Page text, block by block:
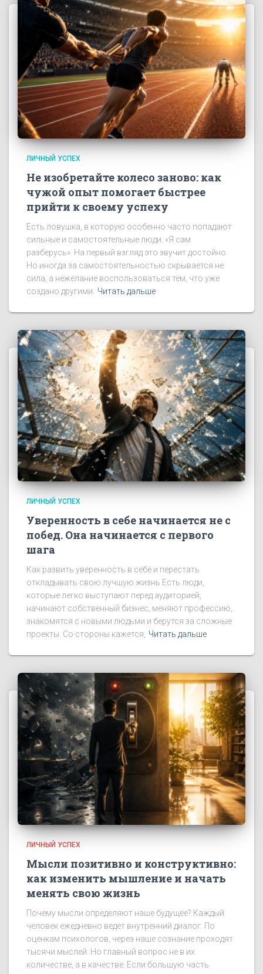
ЛИЧНЫЙ УСПЕХ
Не изобретайте колесо заново: как
чужой опыт помогает быстрее
прийти к своему успеху
Есть ловушка, в которую особенно часто попадают
сильные и самостоятельные люди. «Я сам
разберусь». На первый взгляд это звучит достойно.
Но иногда за самостоятельностью скрывается не
сила, а нежелание воспользоваться тем, что уже
создано другими.
Читать дальше
ЛИЧНЫЙ УСПЕХ
Уверенность в себе начинается не с
побед. Она начинается с первого
шага
Как развить уверенность в себе и перестать
откладывать свою лучшую жизнь Есть люди,
которые легко выступают перед аудиторией,
начинают собственный бизнес, меняют профессию,
знакомятся с новыми людьми и берутся за сложные
проекты. Со стороны кажется, Читать дальше
ЛИЧНЫЙ УСПЕХ
Мысли позитивно и конструктивно:
как изменить мышление и начать
менять свою жизнь
Почему мысли определяют наше будущее? Каждый
человек ежедневно ведет внутренний диалог. По
оценкам психологов, через наше сознание проходят
тысячи мыслей. Но главный вопрос не в их
количестве, а в качестве. Если большую часть